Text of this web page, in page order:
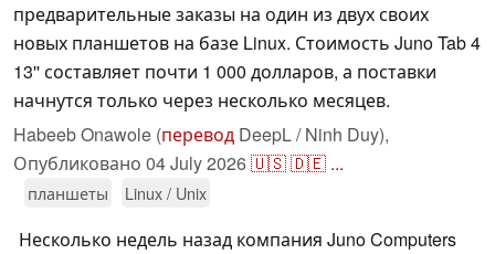
предварительные заказы на один из двух своих
новых планшетов на базе Linux. Стоимость Juno Tab 4
13'' составляет почти 1 000 долларов, а поставки
начнутся только через несколько месяцев.
Habeeb Onawole (перевод DeepL / Ninh Duy),
Опубликовано 04 July 2026🇺🇸🇩🇪 ...
планшеты Linux / Unix
Несколько недель назад компания Juno Computers